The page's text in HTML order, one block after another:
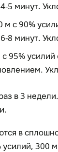
5 минут.
с 90%
8 минут.
95% усилий
в 3
в
300